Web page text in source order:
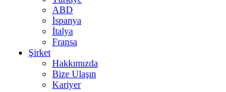
ABD
İspanya
İtalya
Fransa
Şirket
Hakkımızda
Bize Ulaşın
Kariyer